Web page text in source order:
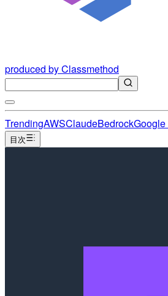
produced by Classmethod
TrendingAWSClaudeBedrock
目次